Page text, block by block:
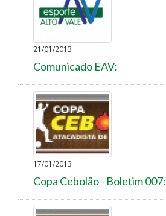
21/01/2013
Comunicado EAV:
17/01/2013
Copa Cebolão - Boletim 007: